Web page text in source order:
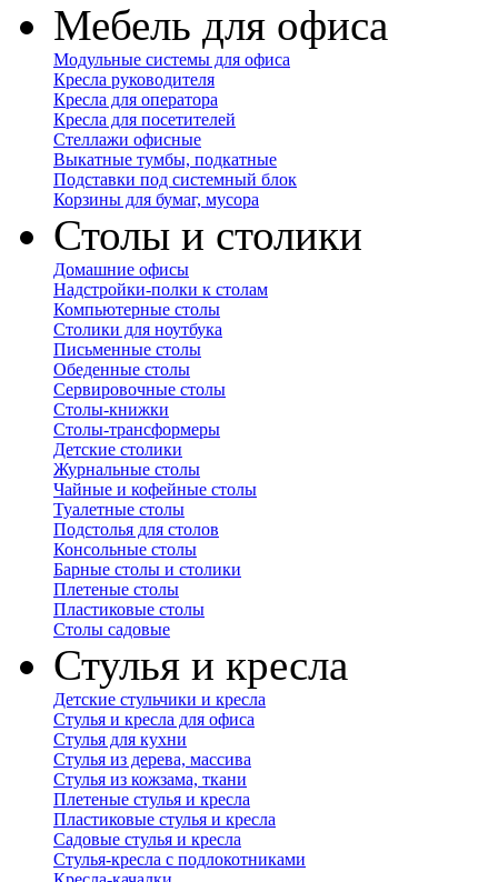
Мебель для офиса
Модульные системы для офиса
Кресла руководителя
Кресла для оператора
Кресла для посетителей
Стеллажи офисные
Выкатные тумбы, подкатные
Подставки под системный блок
Корзины для бумаг, мусора
Столы и столики
Домашние офисы
Надстройки-полки к столам
Компьютерные столы
Столики для ноутбука
Письменные столы
Обеденные столы
Сервировочные столы
Столы-книжки
Столы-трансформеры
Детские столики
Журнальные столы
Чайные и кофейные столы
Туалетные столы
Подстолья для столов
Консольные столы
Барные столы и столики
Плетеные столы
Пластиковые столы
Столы садовые
Стулья и кресла
Детские стульчики и кресла
Стулья и кресла для офиса
Стулья для кухни
Стулья из дерева, массива
Стулья из кожзама, ткани
Плетеные стулья и кресла
Пластиковые стулья и кресла
Садовые стулья и кресла
Стулья-кресла с подлокотниками